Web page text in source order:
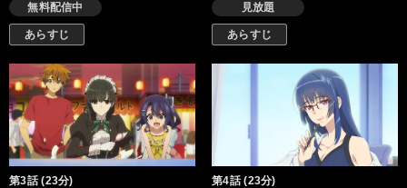
無料配信中
あらすじ
見放題
あらすじ
第3話 (23分)
第4話 (23分)